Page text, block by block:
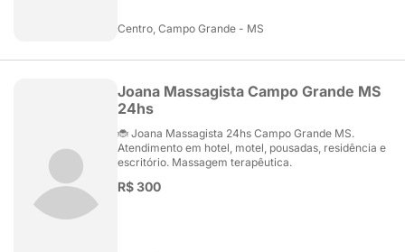
Centro, Campo Grande - MS
Joana Massagista Campo Grande MS
24hs
🐞 Joana Massagista 24hs Campo Grande MS.
Atendimento em hotel, motel, pousadas, residência e
escritório. Massagem terapêutica.
R$ 300